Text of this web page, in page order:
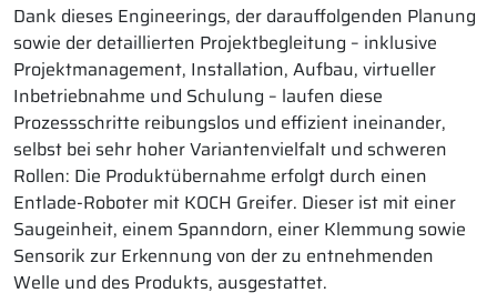
Dank dieses Engineerings, der darauffolgenden Planung
sowie der detaillierten Projektbegleitung – inklusive
Projektmanagement, Installation, Aufbau, virtueller
Inbetriebnahme und Schulung – laufen diese
Prozessschritte reibungslos und effizient ineinander,
selbst bei sehr hoher Variantenvielfalt und schweren
Rollen: Die Produktübernahme erfolgt durch einen
Entlade-Roboter mit KOCH Greifer. Dieser ist mit einer
Saugeinheit, einem Spanndorn, einer Klemmung sowie
Sensorik zur Erkennung von der zu entnehmenden
Welle und des Produkts, ausgestattet.